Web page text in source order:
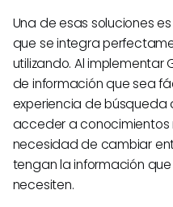
Una de esas soluciones es
que se integra
utilizando. Al implementar
de información que sea
experiencia de búsqueda
acceder a conocimientos
necesidad de cambiar
tengan la información
necesiten.